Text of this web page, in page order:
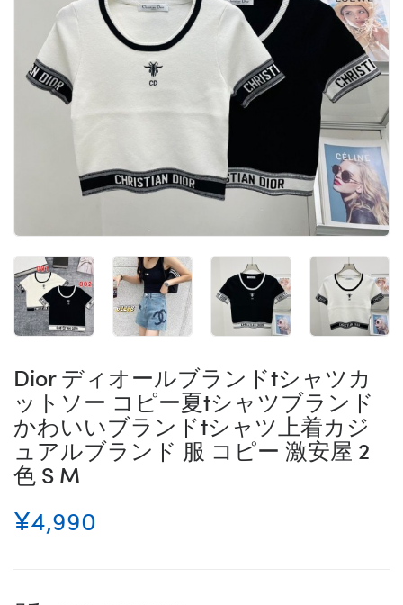
Dior ディオールブランドtシャツカ
ットソー コピー夏tシャツブランド
かわいいブランドtシャツ上着カジ
ュアルブランド 服 コピー 激安屋 2
色 S M
¥4,990